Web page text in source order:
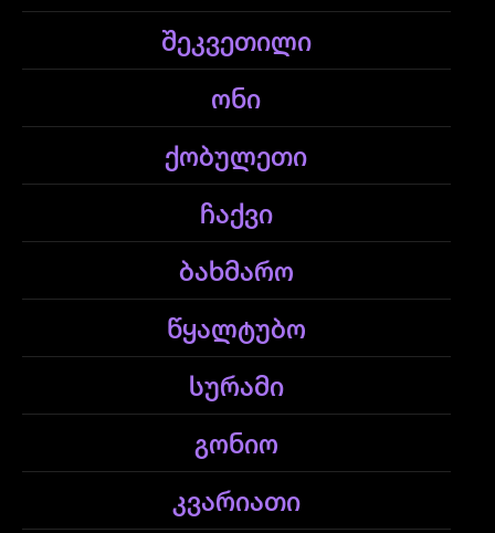
შეკვეთილი
ონი
ქობულეთი
ჩაქვი
ბახმარო
წყალტუბო
სურამი
გონიო
კვარიათი